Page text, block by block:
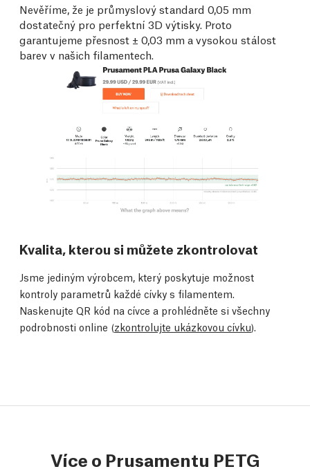
Nevěříme, že je průmyslový standard 0,05 mm
dostatečný pro perfektní 3D výtisky. Proto
garantujeme přesnost ± 0,03 mm a vysokou stálost
barev v našich filamentech.
Kvalita, kterou si můžete zkontrolovat
Jsme jediným výrobcem, který poskytuje možnost
kontroly parametrů každé cívky s filamentem.
Naskenujte QR kód na cívce a prohlédněte si všechny
podrobnosti online (zkontrolujte ukázkovou cívku).
Více o Prusamentu PETG